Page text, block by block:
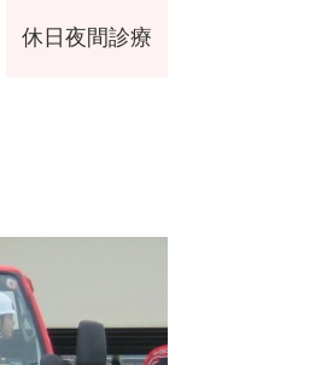
休日夜間診療